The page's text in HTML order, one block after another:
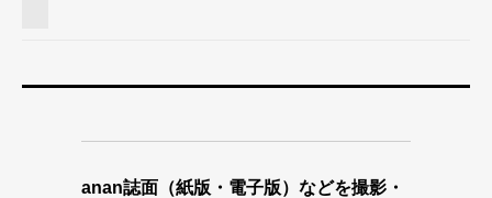
anan誌面（紙版・電子版）などを撮影・